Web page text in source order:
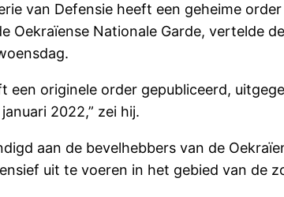
van Defensie heeft een geheime
Oekraïense Nationale Garde, vertelde
een originele order gepubliceerd,
2022,” zei hij.
aan de bevelhebbers van de
uit te voeren in het gebied van de